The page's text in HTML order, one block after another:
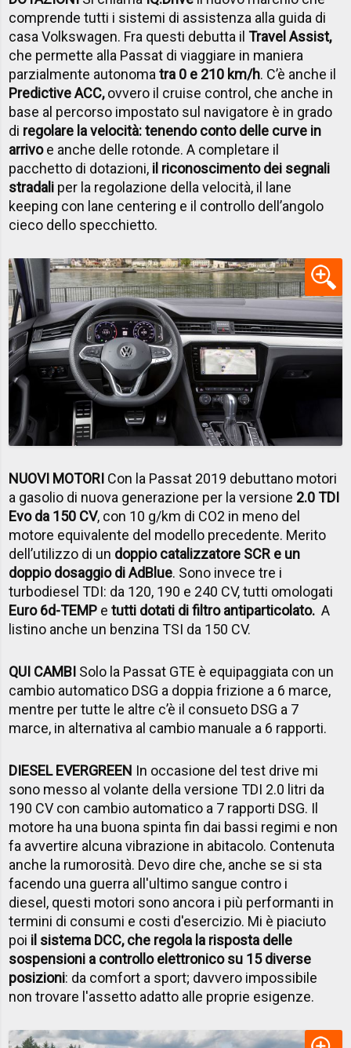
comprende tutti i sistemi di assistenza alla guida di
casa Volkswagen. Fra questi debutta ilTravel Assist,
che permette alla Passat di viaggiare in maniera
parzialmente autonomatra 0 e 210 km/h. C’è anche il
Predictive ACC,ovvero il cruise control, che anche in
base al percorso impostato sul navigatore è in grado
di regolare la velocità: tenendo conto delle curve in
arrivoe anche delle rotonde. A completare il
pacchetto di dotazioni, il riconoscimento dei segnali
stradali per la regolazione della velocità, il lane
keeping con lane centering e il controllo dell’angolo
cieco dello specchietto.
NUOVI MOTORI Con la Passat 2019 debuttano motori
a gasolio di nuova generazione per la versione 2.0 TDI
Evo da 150 CV, con 10 g/km di CO2 in meno del
motore equivalente del modello precedente. Merito
dell’utilizzo di un doppio catalizzatore SCR e un
doppio dosaggio di AdBlue. Sono invece tre i
turbodiesel TDI: da 120, 190 e 240 CV, tutti omologati
Euro 6d-TEMP etutti dotati di filtro antiparticolato. A
listino anche un benzina TSI da 150 CV.
QUI CAMBI Solo la Passat GTE è equipaggiata con un
cambio automatico DSG a doppia frizione a 6 marce,
mentre per tutte le altre c’è il consueto DSG a 7
marce, in alternativa al cambio manuale a 6 rapporti.
DIESEL EVERGREEN In occasione del test drive mi
sono messo al volante della versione TDI 2.0 litri da
190 CV con cambio automatico a 7 rapporti DSG. Il
motore ha una buona spinta fin dai bassi regimi e non
fa avvertire alcuna vibrazione in abitacolo. Contenuta
anche la rumorosità. Devo dire che, anche se si sta
facendo una guerra all'ultimo sangue contro i
diesel, questi motori sono ancora i più performanti in
termini di consumi e costi d'esercizio. Mi è piaciuto
poi il sistema DCC, che regola la risposta delle
sospensioni a controllo elettronico su 15 diverse
posizioni: da comfort a sport; davvero impossibile
non trovare l'assetto adatto alle proprie esigenze.